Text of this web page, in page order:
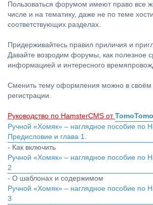
Пользоваться форумом имеют право все
числе и на тематику, даже не по теме
соответствующих разделах.
Придерживайтесь правил приличия и
Давайте возродим форумы, как полезное
информацией и интересного
Сменить тему оформления можно в
регистрации.
Руководство по HamsterCMS от
Ручной «Хомяк» – наглядное пособие по
Предисловие и глава 1.
- Как включить
Ручной «Хомяк» – наглядное пособие по
2
- О шаблонах и содержимом
Ручной «Хомяк» – наглядное пособие по
3